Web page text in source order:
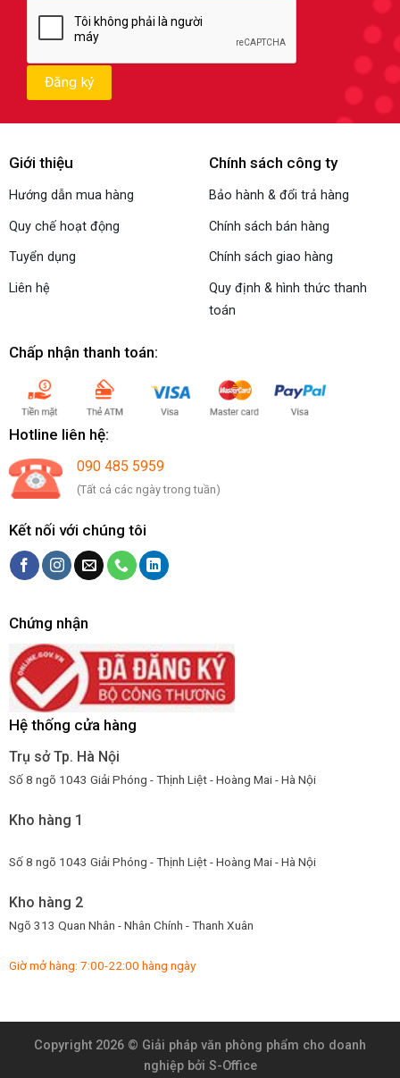
Giới thiệu
Hướng dẫn mua hàng
Quy chế hoạt động
Tuyển dụng
Liên hệ
Chính sách công ty
Bảo hành & đổi trả hàng
Chính sách bán hàng
Chính sách giao hàng
Quy định & hình thức thanh
toán
Chấp nhận thanh toán:
Hotline liên hệ:
090 485 5959
(Tất cả các ngày trong tuần)
Kết nối với chúng tôi
Chứng nhận
Hệ thống cửa hàng
Trụ sở Tp. Hà Nội
Số 8 ngõ 1043 Giải Phóng - Thịnh Liệt - Hoàng Mai - Hà Nội
Kho hàng 1
Số 8 ngõ 1043 Giải Phóng - Thịnh Liệt - Hoàng Mai - Hà Nội
Kho hàng 2
Ngõ 313 Quan Nhân - Nhân Chính - Thanh Xuân
Giờ mở hàng: 7:00-22:00 hàng ngày
Copyright 2026 © Giải pháp văn phòng phẩm cho doanh
nghiệpbởi S-Office